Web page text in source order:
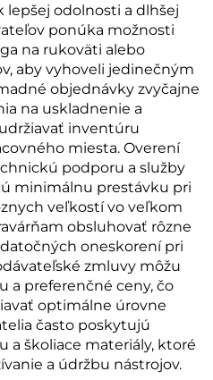
lepšej odolnosti a dlhšej
ponúka možnosti
na rukoväti alebo
aby vyhoveli jedinečným
objednávky zvyčajne
na uskladnenie a
inventúru
miesta. Overení
podporu a služby
minimálnu prestávku pri
veľkostí vo veľkom
obsluhovať rôzne
oneskorení pri
zmluvy môžu
a preferenčné ceny, čo
optimálne úrovne
často poskytujú
školiace materiály, ktoré
a údržbu nástrojov.